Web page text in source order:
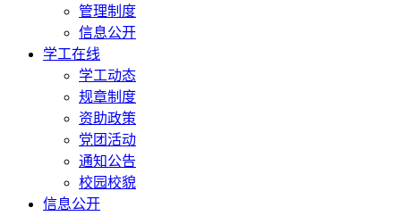
管理制度
信息公开
学工在线
学工动态
规章制度
资助政策
党团活动
通知公告
校园校貌
信息公开